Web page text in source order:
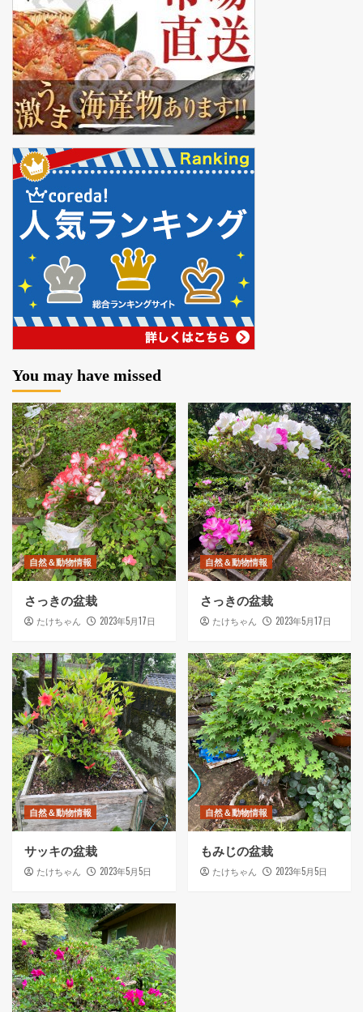
You may have missed
自然＆動物情報
さっきの盆栽
たけちゃん 2023年5月17日
自然＆動物情報
さっきの盆栽
たけちゃん 2023年5月17日
自然＆動物情報
サッキの盆栽
たけちゃん 2023年5月5日
自然＆動物情報
もみじの盆栽
たけちゃん 2023年5月5日